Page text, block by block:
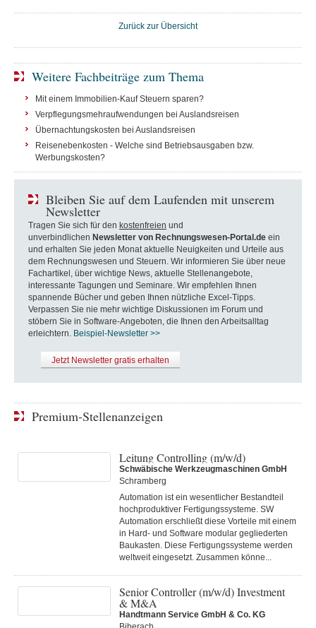
Zurück zur Übersicht
Weitere Fachbeiträge zum Thema
Mit einem Immobilien-Kauf Steuern sparen?
Verpflegungsmehraufwendungen bei Auslandsreisen
Übernachtungskosten bei Auslandsreisen
Reisenebenkosten - Welche sind Betriebsausgaben bzw.
Werbungskosten?
Bleiben Sie auf dem Laufenden mit unserem
Newsletter
Tragen Sie sich für den kostenfreien und
unverbindlichen Newsletter von Rechnungswesen-Portal.de ein
und erhalten Sie jeden Monat aktuelle Neuigkeiten und Urteile aus
dem Rechnungswesen und Steuern. Wir informieren Sie über neue
Fachartikel, über wichtige News, aktuelle Stellenangebote,
interessante Tagungen und Seminare. Wir empfehlen Ihnen
spannende Bücher und geben Ihnen nützliche Excel-Tipps.
Verpassen Sie nie mehr wichtige Diskussionen im Forum und
stöbern Sie in Software-Angeboten, die Ihnen den Arbeitsalltag
erleichtern. Beispiel-Newsletter >>
Jetzt Newsletter gratis erhalten
Premium-Stellenanzeigen
Leitung Controlling (m/w/d)
Schwäbische Werkzeugmaschinen GmbH
Schramberg
Automation ist ein wesentlicher Bestandteil
hochproduktiver Fertigungssysteme. SW
Automation erschließt diese Vorteile mit einem
in Hard- und Software modular gegliederten
Baukasten. Diese Fertigungs­systeme werden
weltweit eingesetzt. Zusammen könne...
Senior Controller (m/w/d) Investment
& M&A
Handtmann Service GmbH & Co. KG